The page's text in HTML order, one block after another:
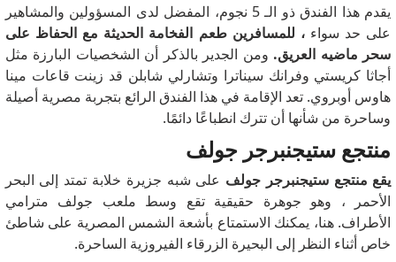
يقدم هذا الفندق ذو الـ 5 نجوم، المفضل لدى المسؤولين والمشاهير
على حد سواء، للمسافرين طعم الفخامة الحديثة مع الحفاظ على
سحر ماضيه العريق. ومن الجدير بالذكر أن الشخصيات البارزة مثل
أجاثا كريستي وفرانك سيناترا وتشارلي شابلن قد زينت قاعات مينا
هاوس أوبروي. تعد الإقامة في هذا الفندق الرائع بتجربة مصرية أصيلة
وساحرة من شأنها أن تترك انطباعًا دائمًا.
منتجع ستيجنبرجر جولف
يقع منتجع ستيجنبرجر جولف على شبه جزيرة خلابة تمتد إلى البحر
الأحمر ، وهو جوهرة حقيقية تقع وسط ملعب جولف مترامي
الأطراف.هنا، يمكنك الاستمتاع بأشعة الشمس المصرية على شاطئ
خاص أثناء النظر إلى البحيرة الزرقاء الفيروزية الساحرة.